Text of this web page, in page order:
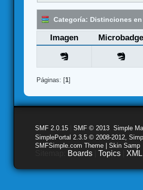
Categoría: Distinciones en
Imagen Microbadge
Páginas: [1]
SMF 2.0.15 SMF © 2013 Simple
SimplePortal 2.3.5 © 2008-2012,
SMFSimple.com Theme | Skin Samp
Boards Topics XML